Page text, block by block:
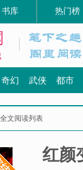
书库 热门榜
奇幻 武侠 都市
文阅读列表
红颜